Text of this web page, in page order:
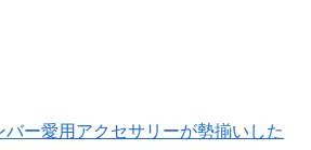
バー愛用アクセサリーが勢揃いした